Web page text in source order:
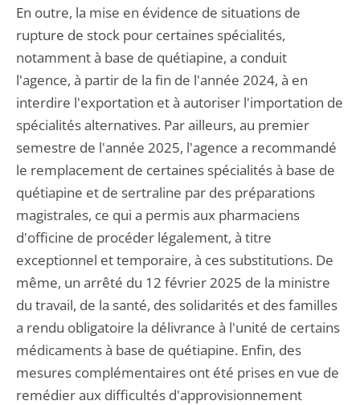
En outre, la mise en évidence de situations de
rupture de stock pour certaines spécialités,
notamment à base de quétiapine, a conduit
l'agence, à partir de la fin de l'année 2024, à en
interdire l'exportation et à autoriser l'importation de
spécialités alternatives. Par ailleurs, au premier
semestre de l'année 2025, l'agence a recommandé
le remplacement de certaines spécialités à base de
quétiapine et de sertraline par des préparations
magistrales, ce qui a permis aux pharmaciens
d'officine de procéder légalement, à titre
exceptionnel et temporaire, à ces substitutions. De
même, un arrêté du 12 février 2025 de la ministre
du travail, de la santé, des solidarités et des familles
a rendu obligatoire la délivrance à l'unité de certains
médicaments à base de quétiapine. Enfin, des
mesures complémentaires ont été prises en vue de
remédier aux difficultés d'approvisionnement